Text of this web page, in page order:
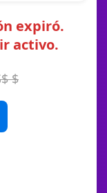
expiró.
activo.
$